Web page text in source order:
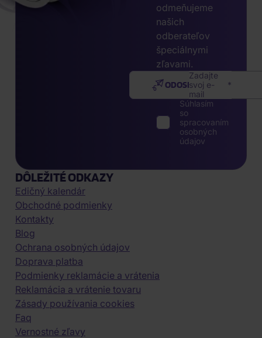
odmeňujeme
našich
odberateľov
špeciálnymi
zľavami.
Zadajte
svoj e-
mail
ODOSLAŤ
Súhlasím
so
spracovaním
osobných
údajov
DÔLEŽITÉ ODKAZY
Edičný kalendár
Obchodné podmienky
Kontakty
Blog
Ochrana osobných údajov
Doprava platba
Podmienky reklamácie a vrátenia
Reklamácia a vrátenie tovaru
Zásady používania cookies
Faq
Vernostné zľavy